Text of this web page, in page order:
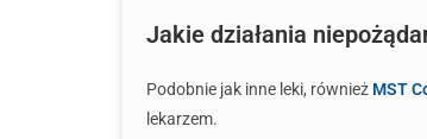
Jakie działania
Podobnie jak inne leki, również MST
lekarzem.